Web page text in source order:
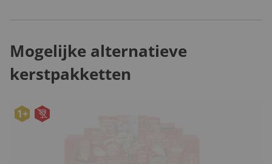
Mogelijke alternatieve
kerstpakketten
1+